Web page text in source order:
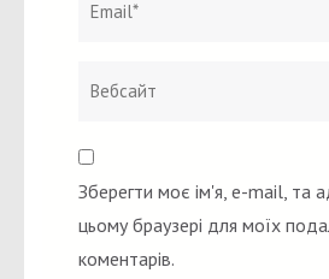
Зберегти моє ім'я, e-mail, та
цьому браузері для моїх
коментарів.